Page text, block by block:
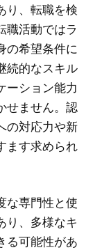
り、転職を検
職活動ではラ
の希望条件に
続的なスキル
ーション能力
せません。認
の対応力や新
ます求められ
な専門性と使
り、多様なキ
る可能性があ